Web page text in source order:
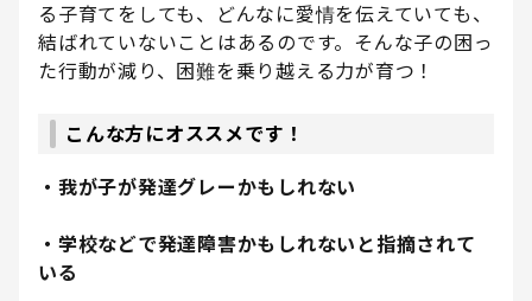
る子育てをしても、どんなに愛情を伝えていても、
結ばれていないことはあるのです。そんな子の困っ
た行動が減り、困難を乗り越える力が育つ！
こんな方にオススメです！
・我が子が発達グレーかもしれない
・学校などで発達障害かもしれないと指摘されて
いる